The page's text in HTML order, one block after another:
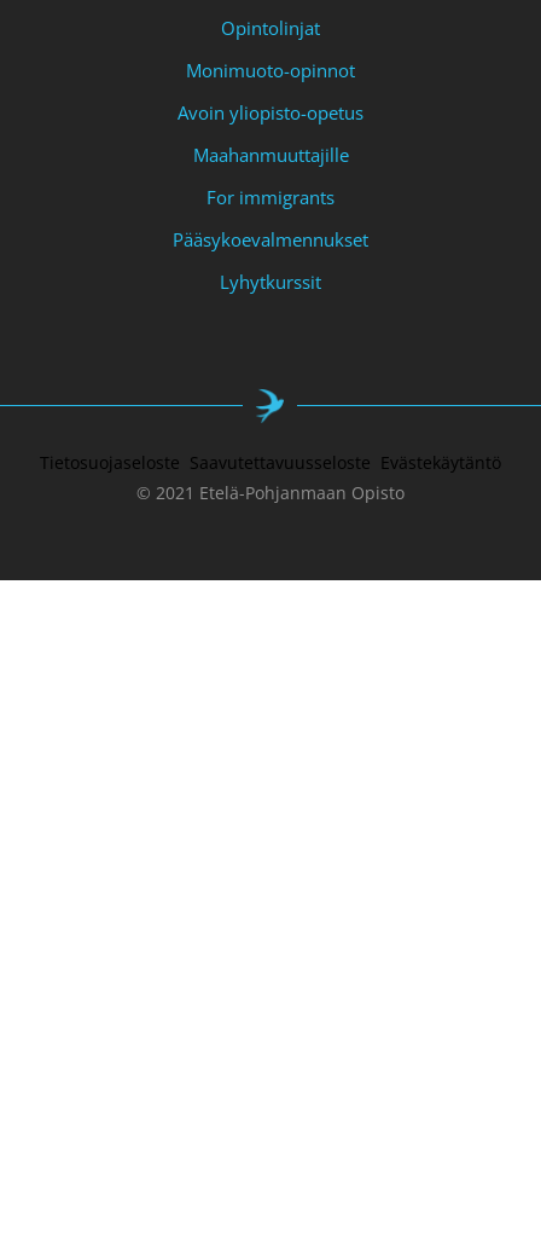
Opintolinjat
Monimuoto-opinnot
Avoin yliopisto-opetus
Maahanmuuttajille
For immigrants
Pääsykoevalmennukset
Lyhytkurssit
Tietosuojaseloste Saavutettavuusseloste Evästekäytäntö
© 2021 Etelä-Pohjanmaan Opisto